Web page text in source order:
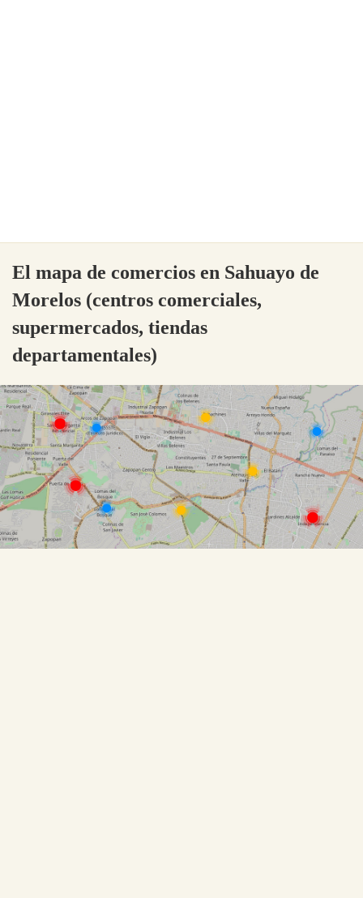
El mapa de comercios en Sahuayo de
Morelos (centros comerciales,
supermercados, tiendas
departamentales)